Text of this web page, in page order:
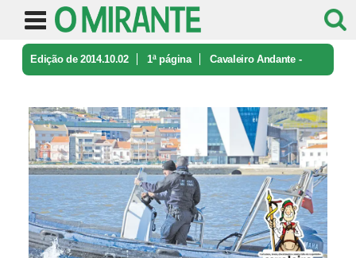
Edição de 2014.10.02 1ª página Cavaleiro Andante -